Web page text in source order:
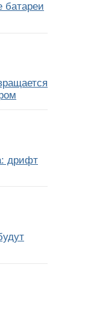
батареи
дрифт